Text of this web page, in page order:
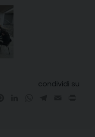
condividi su